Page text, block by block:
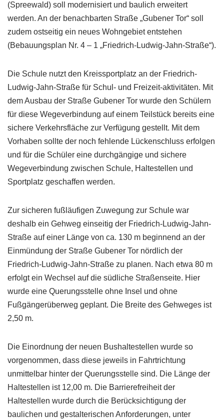
(Spreewald) soll modernisiert und baulich erweitert
werden. An der benachbarten Straße „Gubener Tor“ soll
zudem ostseitig ein neues Wohngebiet entstehen
(Bebauungsplan Nr. 4 – 1 „Friedrich-Ludwig-Jahn-Straße“).
Die Schule nutzt den Kreissportplatz an der Friedrich-
Ludwig-Jahn-Straße für Schul- und Freizeit-aktivitäten. Mit
dem Ausbau der Straße Gubener Tor wurde den Schülern
für diese Wegeverbindung auf einem Teilstück bereits eine
sichere Verkehrsfläche zur Verfügung gestellt. Mit dem
Vorhaben sollte der noch fehlende Lückenschluss erfolgen
und für die Schüler eine durchgängige und sichere
Wegeverbindung zwischen Schule, Haltestellen und
Sportplatz geschaffen werden.
Zur sicheren fußläufigen Zuwegung zur Schule war
deshalb ein Gehweg einseitig der Friedrich-Ludwig-Jahn-
Straße auf einer Länge von ca. 130 m beginnend an der
Einmündung der Straße Gubener Tor nördlich der
Friedrich-Ludwig-Jahn-Straße zu planen. Nach etwa 80 m
erfolgt ein Wechsel auf die südliche Straßenseite. Hier
wurde eine Querungsstelle ohne Insel und ohne
Fußgängerüberweg geplant. Die Breite des Gehweges ist
2,50 m.
Die Einordnung der neuen Bushaltestellen wurde so
vorgenommen, dass diese jeweils in Fahrtrichtung
unmittelbar hinter der Querungsstelle sind. Die Länge der
Haltestellen ist 12,00 m. Die Barrierefreiheit der
Haltestellen wurde durch die Berücksichtigung der
baulichen und gestalterischen Anforderungen, unter